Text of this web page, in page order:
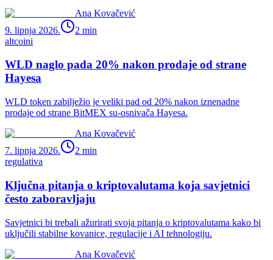
Ana Kovačević
9. lipnja 2026.
2 min
altcoini
WLD naglo pada 20% nakon prodaje od strane
Hayesa
WLD token zabilježio je veliki pad od 20% nakon iznenadne
prodaje od strane BitMEX su-osnivača Hayesa.
Ana Kovačević
7. lipnja 2026.
2 min
regulativa
Ključna pitanja o kriptovalutama koja savjetnici
često zaboravljaju
Savjetnici bi trebali ažurirati svoja pitanja o kriptovalutama kako bi
uključili stabilne kovanice, regulacije i AI tehnologiju.
Ana Kovačević